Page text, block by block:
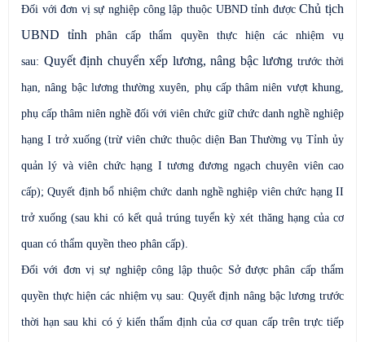
Đối với đơn vị sự nghiệp công lập thuộc UBND tỉnh đượcChủ tịch
UBND tỉnhphân cấp thẩm quyền thực hiện các nhiệm vụ
sau: Quyết định chuyển xếp lương, nâng bậc lương trước thời
hạn,nâng bậc lươngthường xuyên, phụ cấp thâm niên vượt khung,
phụ cấp thâm niên nghề đối với viên chức giữ chức danh nghề nghiệp
hạng I trở xuống (trừ viên chức thuộc diện Ban Thường vụ Tỉnh ủy
quản lý và viên chức hạng I tương đương ngạch chuyên viên cao
cấp); Quyết định bổ nhiệm chức danh nghề nghiệp viên chức hạng II
trở xuống (sau khi có kết quả trúng tuyển kỳ xét thăng hạng của cơ
quan có thẩm quyền theo phân cấp).
Đối với đơn vị sự nghiệp công lậpthuộc Sở được phân cấp thẩm
quyền thực hiện các nhiệm vụ sau: Quyết định nâng bậc lương trước
thời hạn sau khi có ý kiến thẩm định của cơ quan cấp trên trực tiếp